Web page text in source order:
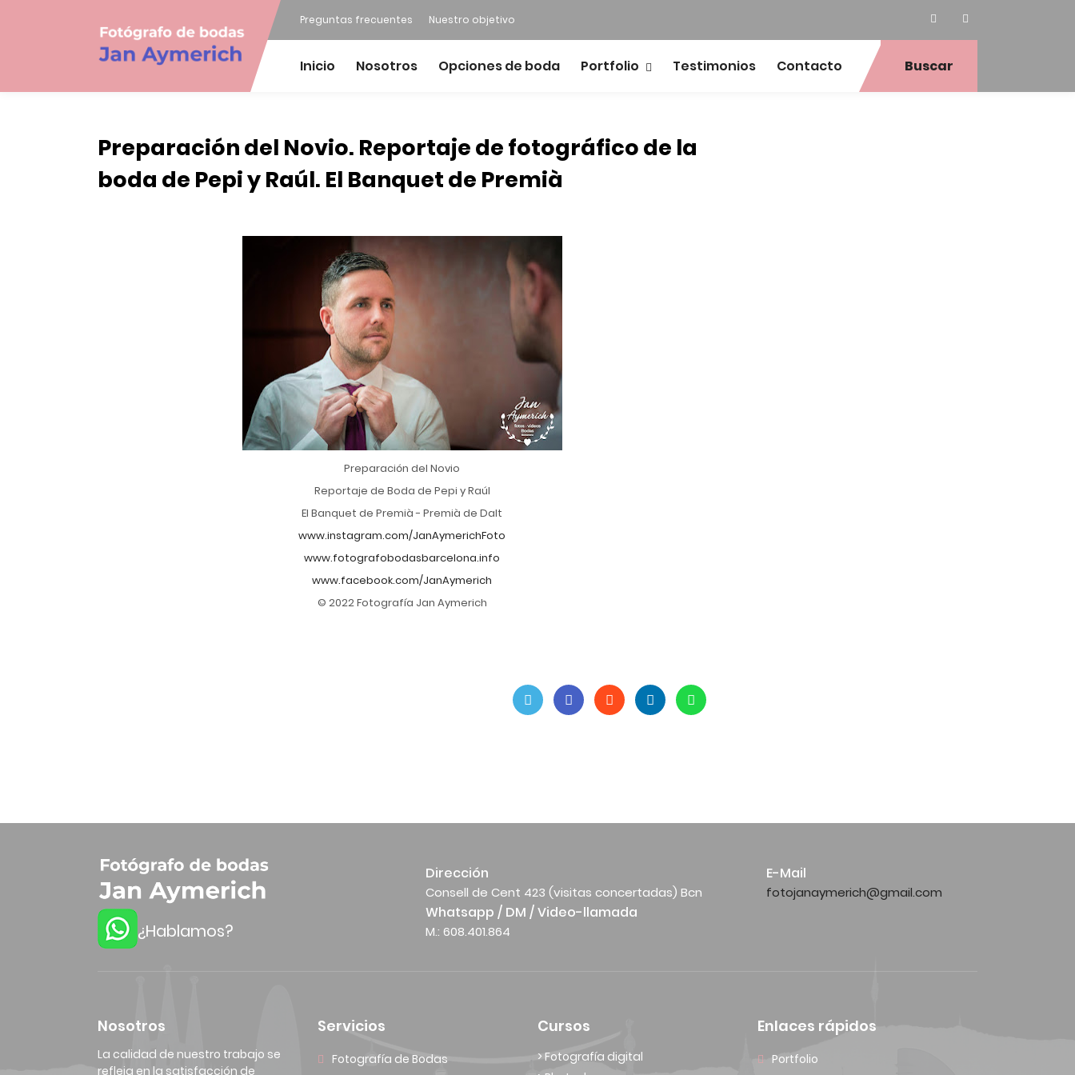
Preguntas frecuentes Nuestro objetivo
Inicio Nosotros Opciones de boda Portfolio Testimonios Contacto Buscar
Preparación del Novio. Reportaje de fotográfico de la
boda de Pepi y Raúl. El Banquet de Premià
Preparación del Novio
Reportaje de Boda de Pepi y Raúl
El Banquet de Premià - Premià de Dalt
www.instagram.com/JanAymerichFoto
www.fotografobodasbarcelona.info
www.facebook.com/JanAymerich
© 2022 Fotografía Jan Aymerich
¿Hablamos?
Dirección
Consell de Cent 423 (visitas concertadas) Bcn
E-Mail
fotojanaymerich@gmail.com
Whatsapp / DM / Video-llamada
M.: 608.401.864
Nosotros
La calidad de nuestro trabajo se
refleja en la satisfacción de
Servicios
Fotografía de Bodas
Cursos
> Fotografía digital
Enlaces rápidos
Portfolio